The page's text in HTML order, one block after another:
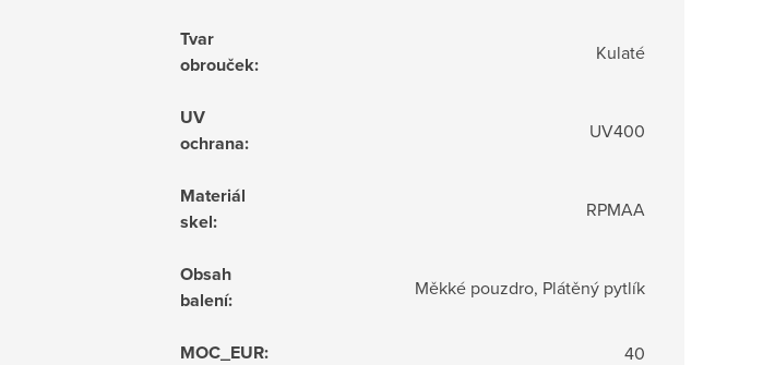
Tvar
obrouček: Kulaté
UV
ochrana: UV400
Materiál
skel: RPMAA
Obsah
balení: Měkké pouzdro, Plátěný pytlík
MOC_EUR: 40